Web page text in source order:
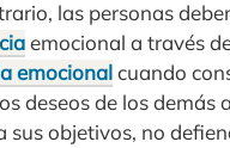
las personas
emocional a través
emocionalcuando
deseos de los demás
sus objetivos, no